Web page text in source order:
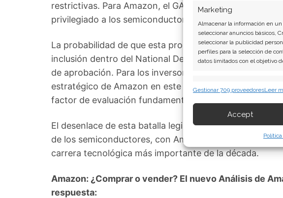
Marketing
Almacenar la información en
seleccionar anuncios básicos,
seleccionar la publicidad
perfiles para la selección de
datos limitados con el objetivo
información transmitida de
Garantizar la
fallos, Ofrecer y
comunicar las
Gestionar 709 proveedoresLeer
Accept
restrictivas. Para Amazon, el GAIN AI Act podría
privilegiado a los semiconductores mientras se debilita
La probabilidad de que esta propuesta se convierta en
inclusión dentro del National Defense Authorization Act
de aprobación. Para los inversores con visión a largo
estratégico de Amazon en este asunto crucial de la
factor de evaluación fundamental, más allá de las
El desenlace de esta batalla legislativa podría redefinir
de los semiconductores, con Amazon intentando
carrera tecnológica más importante de la década.
Amazon: ¿Comprar o vender? El nuevo Análisis de
respuesta: